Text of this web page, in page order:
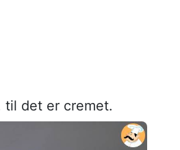
til det er cremet.